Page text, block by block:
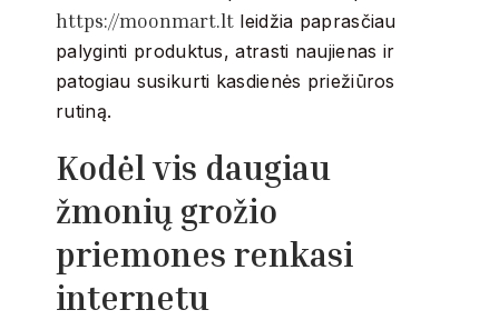
https://moonmart.lt leidžia paprasčiau
palyginti produktus, atrasti naujienas ir
patogiau susikurti kasdienės priežiūros
rutiną.
Kodėl vis daugiau
žmonių grožio
priemones renkasi
internetu